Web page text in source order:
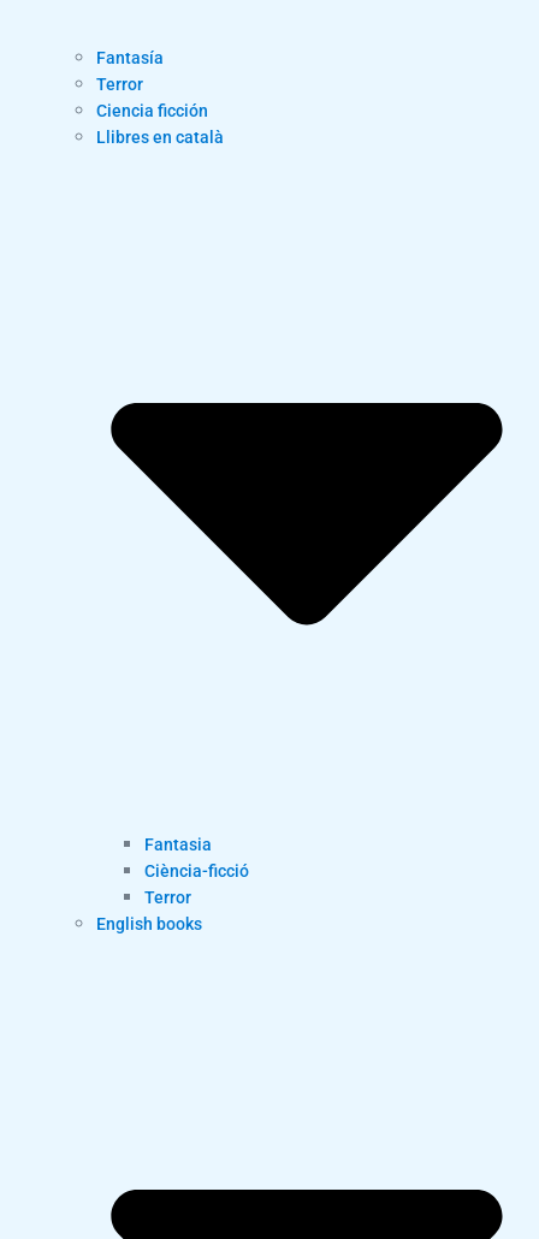
Fantasía
Terror
Ciencia ficción
Llibres en català
Fantasia
Ciència-ficció
Terror
English books